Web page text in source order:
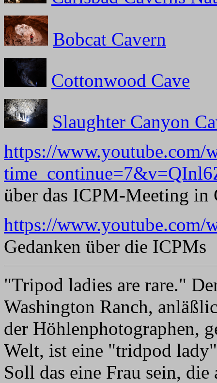
Bobcat Cavern
Cottonwood Cave
Slaughter Canyon
https://www.youtube.com/
über das ICPM-Meeting in
https://www.youtube.com/
Gedanken über die ICPMs
"Tripod ladies are rare."
Washington Ranch,
der Höhlenphotographen,
Welt, ist eine "tridpod
Soll das eine Frau sein,